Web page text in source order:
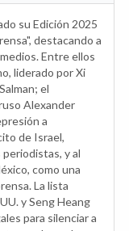
su Edición 2025
destacando a
Entre ellos
liderado por Xi
el
Alexander
a
de Israel,
y al
como una
La lista
y Seng Heang
para silenciar a